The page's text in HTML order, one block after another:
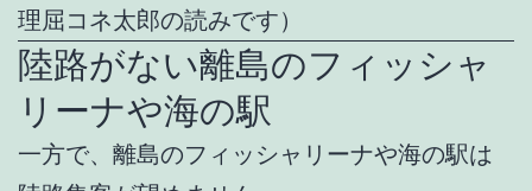
理屈コネ太郎の読みです）
陸路がない離島のフィッシャ
リーナや海の駅
一方で、離島のフィッシャリーナや海の駅は